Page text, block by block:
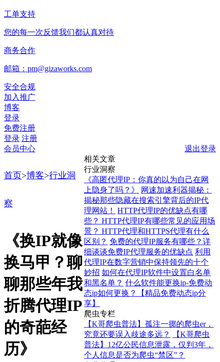
工单支持
您的每一次反馈我们都认真对待
商务合作
邮箱：pm@gizaworks.com
安全合规
加入推广
博客
登录
免费注册
登录 注册
会员中心
退出登录
首页>博客>行业洞
察
《换IP就像
换马甲？聊
聊那些年我
折腾代理IP
的奇葩经
历》
相关文章
行业洞察
《高匿代理IP：你真的以为自己在网
上隐身了吗？》
网速加速利器揭秘：
揭秘那些隐藏在搜索引擎背后的IP代
理网站！
HTTP代理IP的优缺点有哪
些？ HTTP代理IP有哪些常见的应用场
景？ HTTP代理和HTTPS代理有什么
区别？ 免费的代理IP服务有哪些？详
细谈谈免费IP代理服务的优缺点 利用
代理IP在数字营销中保持领先的十个
妙招 如何在代理IP软件中设置白名单
和黑名单？ 什么软件能更换ip-免费动
态ip如何更换？【精品免费动态ip分
享】
爬虫专栏
【K哥爬虫普法】孤注一掷的爬虫er，
究竟还要误入歧途多远？
【K哥爬虫
普法】12亿公民信息泄露，仅判3年，
个人信息是否为爬虫“禁区”？